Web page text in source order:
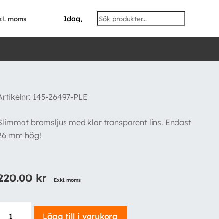
moms Idag,
145-26497-PLE
bromsljus med klar transparent lins. Endast
mm hög!
kr Exkl. moms
Bromsljus
Lägg till i varukorg